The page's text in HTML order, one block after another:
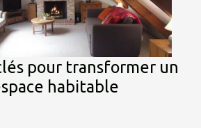
pour transformer un
habitable